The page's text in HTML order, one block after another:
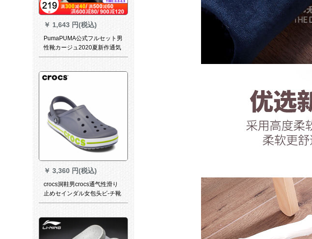
￥ 1,643 円(税込)
PumaPUMA公式フルセット男
性靴カージュ2020夏新作通気
性サンダー日常生活サーダン
￥ 3,360 円(税込)
crocs洞鞋男crocs通气性滑り
止めセインダル女包头ビ-チ靴
の外に冷たいスライパを履く
10(260 mm)